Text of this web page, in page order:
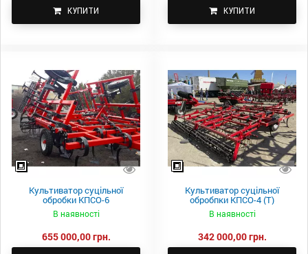
КУПИТИ КУПИТИ
Культиватор суцільної
обробки КПСО-6
В наявності
655 000,00 грн.
Культиватор суцільної
обробпки КПСО-4 (Т)
В наявності
342 000,00 грн.